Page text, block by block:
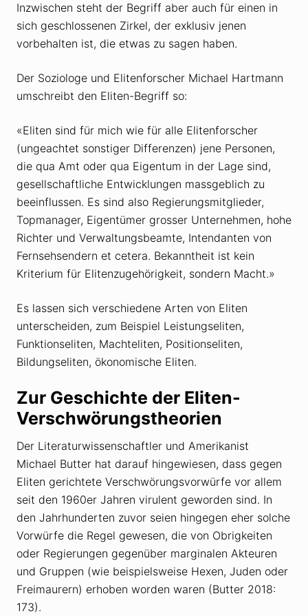
Inzwischen steht der Begriff aber auch für einen in
sich geschlossenen Zirkel, der exklusiv jenen
vorbehalten ist, die etwas zu sagen haben.
Der Soziologe und Elitenforscher Michael Hartmann
umschreibt den Eliten-Begriff so:
«Eliten sind für mich wie für alle Elitenforscher
(ungeachtet sonstiger Differenzen) jene Personen,
die qua Amt oder qua Eigentum in der Lage sind,
gesellschaftliche Entwicklungen massgeblich zu
beeinflussen. Es sind also Regierungsmitglieder,
Topmanager, Eigentümer grosser Unternehmen, hohe
Richter und Verwaltungsbeamte, Intendanten von
Fernsehsendern et cetera. Bekanntheit ist kein
Kriterium für Elitenzugehörigkeit, sondern Macht.»
Es lassen sich verschiedene Arten von Eliten
unterscheiden, zum Beispiel Leistungseliten,
Funktionseliten, Machteliten, Positionseliten,
Bildungseliten, ökonomische Eliten.
Zur Geschichte der Eliten-
Verschwörungstheorien
Der Literaturwissenschaftler und Amerikanist
Michael Butter hat darauf hingewiesen, dass gegen
Eliten gerichtete Verschwörungsvorwürfe vor allem
seit den 1960er Jahren virulent geworden sind. In
den Jahrhunderten zuvor seien hingegen eher solche
Vorwürfe die Regel gewesen, die von Obrigkeiten
oder Regierungen gegenüber marginalen Akteuren
und Gruppen (wie beispielsweise Hexen, Juden oder
Freimaurern) erhoben worden waren (Butter 2018:
173).